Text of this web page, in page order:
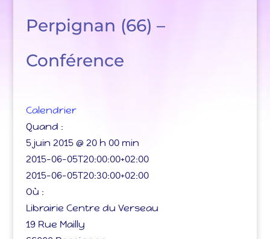
Perpignan (66) –
Conférence
Calendrier
Quand :
5 juin 2015 @ 20 h 00 min
2015-06-05T20:00:00+02:00
2015-06-05T20:30:00+02:00
Où :
Librairie Centre du Verseau
19 Rue Mailly